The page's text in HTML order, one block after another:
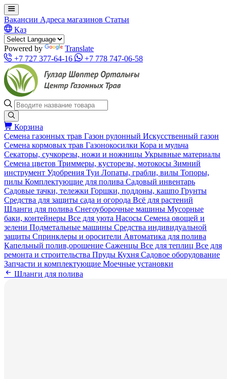
Вакансии Адреса магазинов Статьи
Қаз
Powered by
Translate
+7 727 377-64-16
+7 778 747-06-58
Корзина
Семена газонных трав Газон рулонный Искусственный газон
Семена кормовых трав Газонокосилки Кора и мульча
Секаторы, сучкорезы, ножи и ножницы Укрывные материалы
Семена цветов Триммеры, кусторезы, мотокосы Зимний
инструмент Удобрения Туи Лопаты, грабли, вилы Топоры,
пилы Комплектующие для полива Садовый инвентарь
Садовые тачки, тележки Горшки, поддоны, кашпо Грунты
Средства для защиты сада и огорода Всё для растений
Шланги для полива Снегоуборочные машины Мусорные
баки, контейнеры Все для уюта Насосы Семена овощей и
зелени Подметальные машины Средства индивидуальной
защиты Спринклеры и оросители Автоматика для полива
Капельный полив,орошение Саженцы Все для теплиц Все для
ремонта и строительства Пруды Кухня Садовое оборудование
Запчасти и комплектующие Моечные установки
Шланги для полива